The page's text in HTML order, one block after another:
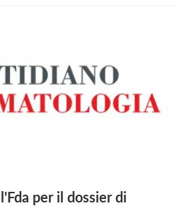
per il dossier di